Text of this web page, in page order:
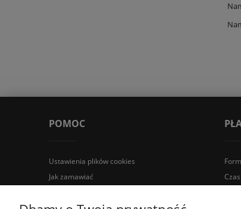
POMOC
Ustawienia plików cookies
Jak zamawiać